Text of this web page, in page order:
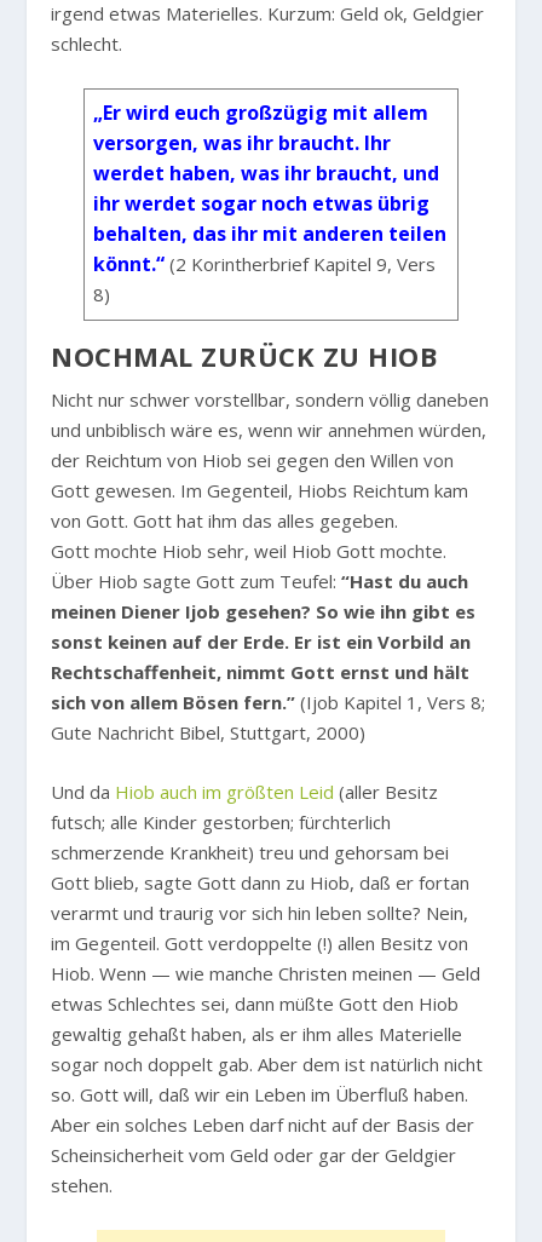
irgend etwas Materielles. Kurzum: Geld ok, Geldgier
schlecht.
„Er wird euch großzügig mit allem
versorgen, was ihr braucht. Ihr
werdet haben, was ihr braucht, und
ihr werdet sogar noch etwas übrig
behalten, das ihr mit anderen teilen
könnt.“ (2 Korintherbrief Kapitel 9, Vers
8)
NOCHMAL ZURÜCK ZU HIOB
Nicht nur schwer vorstellbar, sondern völlig daneben
und unbiblisch wäre es, wenn wir annehmen würden,
der Reichtum von Hiob sei gegen den Willen von
Gott gewesen. Im Gegenteil, Hiobs Reichtum kam
von Gott. Gott hat ihm das alles gegeben.
Gott mochte Hiob sehr, weil Hiob Gott mochte.
Über Hiob sagte Gott zum Teufel:“Hast du auch
meinen Diener Ijob gesehen? So wie ihn gibt es
sonst keinen auf der Erde. Er ist ein Vorbild an
Rechtschaffenheit, nimmt Gott ernst und hält
sich von allem Bösen fern.” (Ijob Kapitel 1, Vers 8;
Gute Nachricht Bibel, Stuttgart, 2000)
Und da Hiob auch im größten Leid (aller Besitz
futsch; alle Kinder gestorben; fürchterlich
schmerzende Krankheit) treu und gehorsam bei
Gott blieb, sagte Gott dann zu Hiob, daß er fortan
verarmt und traurig vor sich hin leben sollte? Nein,
im Gegenteil. Gott verdoppelte (!) allen Besitz von
Hiob. Wenn — wie manche Christen meinen — Geld
etwas Schlechtes sei, dann müßte Gott den Hiob
gewaltig gehaßt haben, als er ihm alles Materielle
sogar noch doppelt gab. Aber dem ist natürlich nicht
so. Gott will, daß wir ein Leben im Überfluß haben.
Aber ein solches Leben darf nicht auf der Basis der
Scheinsicherheit vom Geld oder gar der Geldgier
stehen.